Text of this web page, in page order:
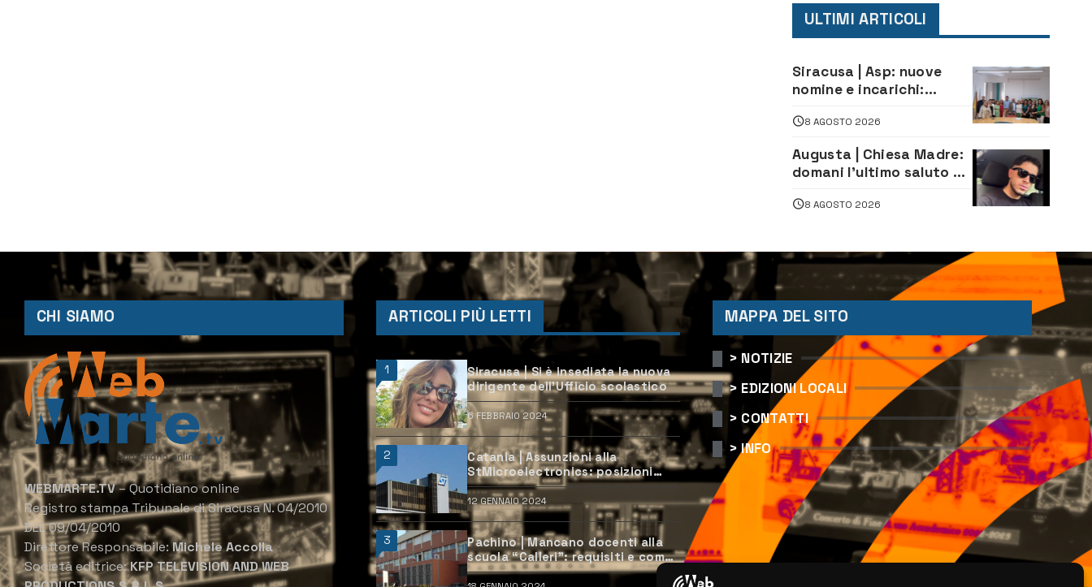
ULTIMI ARTICOLI
Siracusa | Asp: nuove
nomine e incarichi:
di Sanità pubblica,
Matteliano al Servizio
Legale
8 AGOSTO 2026
Augusta | Chiesa Madre:
domani l’ultimo saluto ad
morto in un incidente
8 AGOSTO 2026
CHI SIAMO
WEBMARTE.TV– Quotidiano online
Registro stampa Tribunale di Siracusa N. 04/2010
DEL 09/04/2010
Direttore Responsabile:Michele Accolla
Società editrice:KFP TELEVISION AND WEB
ARTICOLI PIÙ LETTI
1
Siracusa | Si è insediata la nuova
dirigente dell’Ufficio scolastico
6 FEBBRAIO 2024
2
Catania | Assunzioni alla
StMicroelectronics: posizioni
aperte e come candidarsi
12 GENNAIO 2024
3
Pachino | Mancano docenti alla
scuola “Calleri”: requisiti e come
candidarsi
MAPPA DEL SITO
> NOTIZIE
> EDIZIONI LOCALI
> CONTATTI
> INFO